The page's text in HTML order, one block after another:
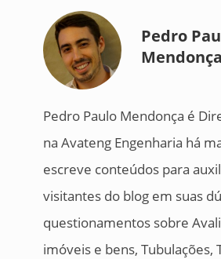
Pedro
Mendonça
Pedro Paulo Mendonça é
na Avateng Engenharia há
escreve conteúdos para
visitantes do blog em suas
questionamentos sobre
imóveis e bens, Tubulações,